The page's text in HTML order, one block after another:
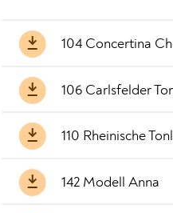
104 Concertina
106 Carlsfelder
110 Rheinische
142 Modell Anna